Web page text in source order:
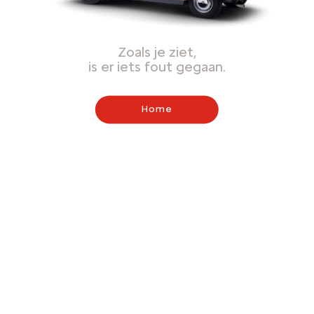
Zoals je ziet,
is er iets fout gegaan.
Home